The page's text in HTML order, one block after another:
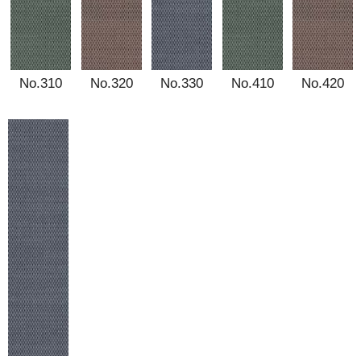
No.310 No.320 No.330 No.410 No.420